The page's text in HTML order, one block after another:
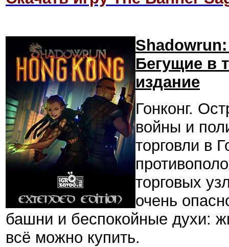
Бегущие в
издание
Гонконг.
войны и
торговли в
торговых
очень
башни и беспокойные духи:
всё можно купить.